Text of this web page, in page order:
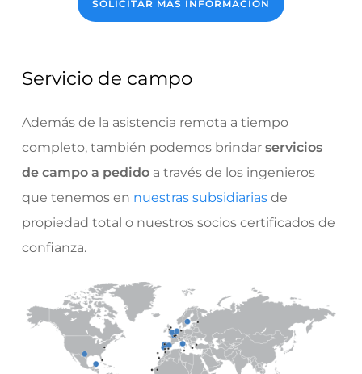
SOLICITAR MÁS INFORMACIÓN
Servicio de campo
Además de la asistencia remota a tiempo
completo, también podemos brindar servicios
de campo a pedido a través de los ingenieros
que tenemos en nuestras subsidiariasde
propiedad total o nuestros socios certificados de
confianza.